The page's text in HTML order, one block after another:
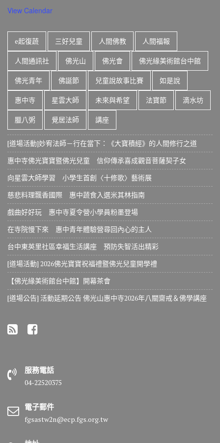
View Calendar
e起復蔬 三好兒童 人間佛教 人間福報
人間通訊社 佛光山 佛光會 佛光緣美術館台中館
佛光青年 佛誕節 兒童說故事比賽 如是說
惠中寺 星雲大師 未來與希望 法寶節 滴水坊
臘八粥 覺居法師 講座
[道場活動]妙宥法師－行在當下：《大寶積經》的人間修行之道
惠中寺佛光寶寶暨佛光兒童 信仰傳承喜成觀音菩薩契子女
向星雲大師學習 小學生首創〈十修歌〉藝術展
慈悲料理飄香國際 惠中蔬食入選米其林指南
戲曲好好玩 惠中寺夏令營小學員粉墨登場
在寺院慢下來 惠中青年體驗營尋回內心的主人
台中東英里社區幸福生活講座 預防失智活出精彩
[道場活動] 2026佛光寶寶祝福禮暨佛光兒童開學禮
【佛光緣美術館台中館】開幕茶會
[道場公告] 活動延期公告 佛光山惠中寺2026年八關齋戒＆佛學講座
服務電話
04-22520375
電子郵件
fgsastw2n@ecp.fgs.org.tw